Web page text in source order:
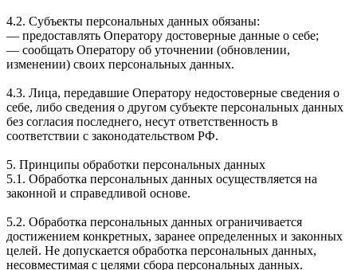
4.2. Субъекты персональных данных обязаны:
— предоставлять Оператору достоверные данные о себе;
— сообщать Оператору об уточнении (обновлении,
изменении) своих персональных данных.
4.3. Лица, передавшие Оператору недостоверные сведения о
себе, либо сведения о другом субъекте персональных данных
без согласия последнего, несут ответственность в
соответствии с законодательством РФ.
5. Принципы обработки персональных данных
5.1. Обработка персональных данных осуществляется на
законной и справедливой основе.
5.2. Обработка персональных данных ограничивается
достижением конкретных, заранее определенных и законных
целей. Не допускается обработка персональных данных,
несовместимая с целями сбора персональных данных.